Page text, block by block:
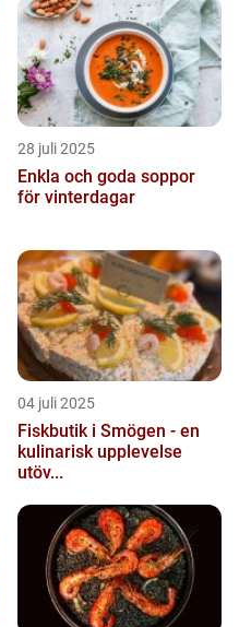
28 juli 2025
Enkla och goda soppor
för vinterdagar
04 juli 2025
Fiskbutik i Smögen - en
kulinarisk upplevelse
utöv...